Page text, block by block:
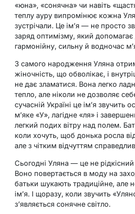
«юна», «сонячна» чи навіть
теплу ауру випромінює кожна
зустрічали. Це ім’я — не просто
заряд оптимізму, який допомагає
гармонійну, сильну й водночас
З самого народження Уляна
жіночність, що обволікає, і
не дає зламатися. Вона легко
тепло, але ніколи не дозволяє
сучасній Україні це ім’я
м’яке «У», лагідне «ля» і
легкий подих вітру над полем.
коли хочуть, щоб донька росла
але з чітким відчуттям
Сьогодні Уляна — це не
Воно повертається в моду на
батьки шукають традиційне, але
ім’я. І щоразу, коли звучить
з’являється сонячне світло.